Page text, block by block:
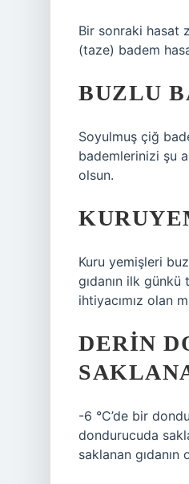
Bir sonraki hasat
(taze) badem
BUZLU
Soyulmuş çiğ
bademlerinizi şu
olsun.
Kuru yemişleri
gıdanın ilk
ihtiyacımız olan
DERIN
-6 °C’de bir
dondurucuda
saklanan